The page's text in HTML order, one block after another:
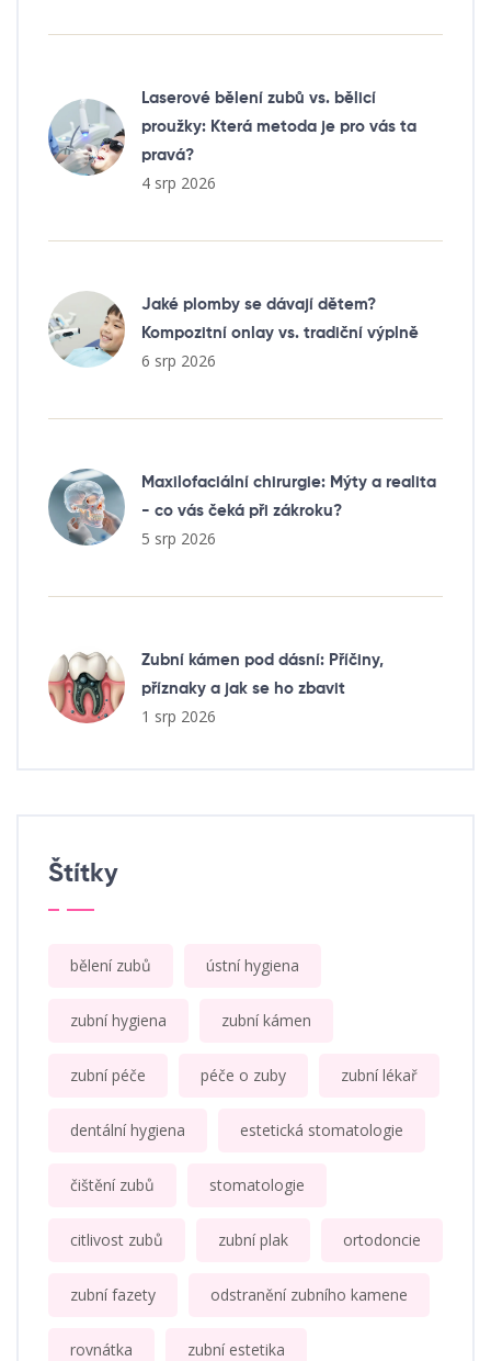
Laserové bělení zubů vs. bělicí
proužky: Která metoda je pro vás ta
pravá?
4 srp 2026
Jaké plomby se dávají dětem?
Kompozitní onlay vs. tradiční výplně
6 srp 2026
Maxilofaciální chirurgie: Mýty a realita
- co vás čeká při zákroku?
5 srp 2026
Zubní kámen pod dásní: Příčiny,
příznaky a jak se ho zbavit
1 srp 2026
Štítky
bělení zubů ústní hygiena
zubní hygiena zubní kámen
zubní péče péče o zuby zubní lékař
dentální hygiena estetická stomatologie
čištění zubů stomatologie
citlivost zubů zubní plak ortodoncie
zubní fazety odstranění zubního kamene
rovnátka zubní estetika